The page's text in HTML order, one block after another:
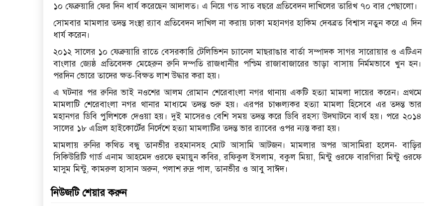
১০ ফেব্রুয়ারি ফের দিন ধার্য করেছেন আদালত। এ নিয়ে গত সাত বছরে প্রতিবেদন দাখিলের তারিখ ৭০ বার পেছালো।
সোমবার মামলার তদন্ত সংস্থা র‌্যাব প্রতিবেদন দাখিল না করায় ঢাকা মহানগর হাকিম দেবব্রত বিশ্বাস নতুন করে এ দিন
ধার্য করেন।
২০১২ সালের ১০ ফেব্রুয়ারি রাতে বেসরকারি টেলিভিশন চ্যানেল মাছরাঙার বার্তা সম্পাদক সাগর সারোয়ার ও এটিএন
বাংলার জ্যেষ্ঠ প্রতিবেদক মেহেরুন রুনি দম্পতি রাজধানীর পশ্চিম রাজাবাজারের ভাড়া বাসায় নির্মমভাবে খুন হন।
পরদিন ভোরে তাদের ক্ষত-বিক্ষত লাশ উদ্ধার করা হয়।
এ ঘটনার পর রুনির ভাই নওশের আলম রোমান শেরেবাংলা নগর থানায় একটি হত্যা মামলা দায়ের করেন। প্রথমে
মামলাটি শেরেবাংলা নগর থানার মাধ্যমে তদন্ত শুরু হয়। এরপর চাঞ্চল্যকর হত্যা মামলা হিসেবে এর তদন্ত ভার
মহানগর ডিবি পুলিশকে দেওয়া হয়। দুই মাসেরও বেশি সময় তদন্ত করে ডিবি রহস্য উদঘাটনে ব্যর্থ হয়। পরে ২০১৪
সালের ১৮ এপ্রিল হাইকোর্টের নির্দেশে হত্যা মামলাটির তদন্ত ভার র‌্যাবের ওপর ন্যস্ত করা হয়।
মামলায় রুনির কথিত বন্ধু তানভীর রহমানসহ মোট আসামি আটজন। মামলার অপর আসামিরা হলেন- বাড়ির
সিকিউরিটি গার্ড এনাম আহমেদ ওরফে হুমায়ুন কবির, রফিকুল ইসলাম, বকুল মিয়া, মিন্টু ওরফে বারগিরা মিন্টু ওরফে
মাসুম মিন্টু, কামরুল হাসান অরুন, পলাশ রুদ্র পাল, তানভীর ও আবু সাঈদ।
নিউজটি শেয়ার করুন